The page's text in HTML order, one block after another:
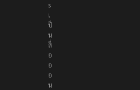
s
เ
ป็
น
สื่
อ
อ
อ
น